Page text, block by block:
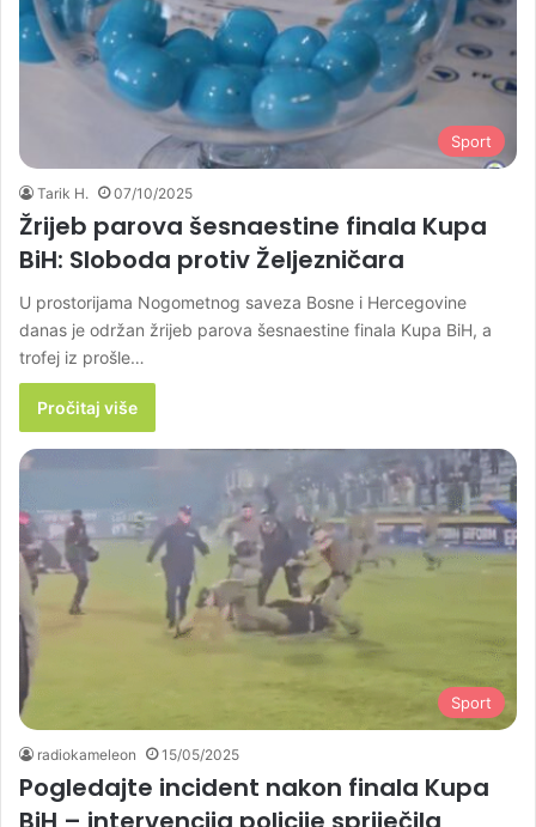
Sport
Tarik H. 07/10/2025
Žrijeb parova šesnaestine finala Kupa
BiH: Sloboda protiv Željezničara
U prostorijama Nogometnog saveza Bosne i Hercegovine
danas je održan žrijeb parova šesnaestine finala Kupa BiH, a
trofej iz prošle…
Pročitaj više
Sport
radiokameleon 15/05/2025
Pogledajte incident nakon finala Kupa